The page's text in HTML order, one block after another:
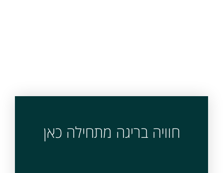
חוויה בריגה מתחילה כאן